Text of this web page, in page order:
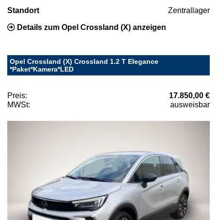
Standort Zentrallager
Details zum Opel Crossland (X) anzeigen
Opel Crossland (X) Crossland 1.2 T Elegance
*Paket*Kamera*LED
Preis:
17.850,00 €
MWSt:
ausweisbar